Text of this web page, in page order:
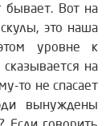
бывает. Вот на
это наша
уровне к
на
то не спасает
вынуждены